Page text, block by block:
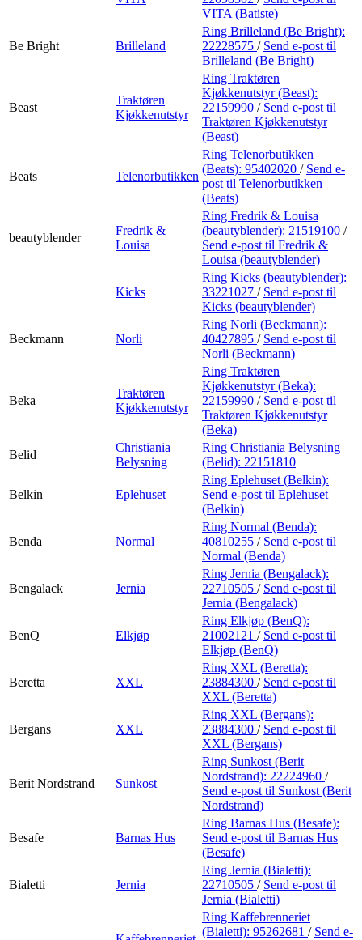
VITA (Batiste)
Be Bright Brilleland
Ring Brilleland (Be Bright):
22228575 / Send e-post til
Brilleland (Be Bright)
Beast
Traktøren
Kjøkkenutstyr
Ring Traktøren
Kjøkkenutstyr (Beast):
22159990 / Send e-post til
Traktøren Kjøkkenutstyr
(Beast)
Beats Telenorbutikken
Ring Telenorbutikken
(Beats): 95402020 / Send e-
post til Telenorbutikken
(Beats)
beautyblender
Fredrik &
Louisa
Ring Fredrik & Louisa
(beautyblender): 21519100 /
Send e-post til Fredrik &
Louisa (beautyblender)
Kicks
Ring Kicks (beautyblender):
33221027 / Send e-post til
Kicks (beautyblender)
Beckmann Norli
Ring Norli (Beckmann):
40427895 / Send e-post til
Norli (Beckmann)
Beka
Traktøren
Kjøkkenutstyr
Ring Traktøren
Kjøkkenutstyr (Beka):
22159990 / Send e-post til
Traktøren Kjøkkenutstyr
(Beka)
Belid
Christiania
Belysning
Ring Christiania Belysning
(Belid): 22151810
Belkin Eplehuset
Ring Eplehuset (Belkin):
Send e-post til Eplehuset
(Belkin)
Benda Normal
Ring Normal (Benda):
40810255 / Send e-post til
Normal (Benda)
Bengalack Jernia
Ring Jernia (Bengalack):
22710505 / Send e-post til
Jernia (Bengalack)
BenQ Elkjøp
Ring Elkjøp (BenQ):
21002121 / Send e-post til
Elkjøp (BenQ)
Beretta XXL
Ring XXL (Beretta):
23884300 / Send e-post til
XXL (Beretta)
Bergans XXL
Ring XXL (Bergans):
23884300 / Send e-post til
XXL (Bergans)
Berit Nordstrand Sunkost
Ring Sunkost (Berit
Nordstrand): 22224960 /
Send e-post til Sunkost (Berit
Nordstrand)
Besafe Barnas Hus
Ring Barnas Hus (Besafe):
Send e-post til Barnas Hus
(Besafe)
Bialetti Jernia
Ring Jernia (Bialetti):
22710505 / Send e-post til
Jernia (Bialetti)
Ring Kaffebrenneriet
(Bialetti): 95262681 / Send e-